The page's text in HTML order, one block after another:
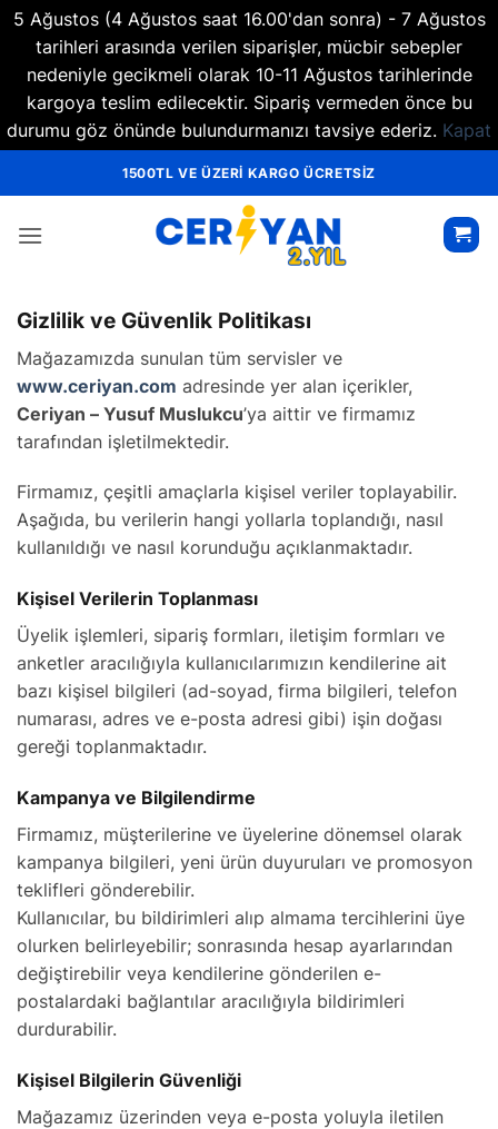
5 Ağustos (4 Ağustos saat 16.00'dan sonra) - 7 Ağustos
tarihleri arasında verilen siparişler, mücbir sebepler
nedeniyle gecikmeli olarak 10-11 Ağustos tarihlerinde
kargoya teslim edilecektir. Sipariş vermeden önce bu
durumu göz önünde bulundurmanızı tavsiye ederiz. Kapat
atla
1500TL VE ÜZERİ KARGO ÜCRETSİZ
Gizlilik ve Güvenlik Politikası
Mağazamızda sunulan tüm servisler ve
www.ceriyan.com adresinde yer alan içerikler,
Ceriyan – Yusuf Muslukcu’ya aittir ve firmamız
tarafından işletilmektedir.
Firmamız, çeşitli amaçlarla kişisel veriler toplayabilir.
Aşağıda, bu verilerin hangi yollarla toplandığı, nasıl
kullanıldığı ve nasıl korunduğu açıklanmaktadır.
Kişisel Verilerin Toplanması
Üyelik işlemleri, sipariş formları, iletişim formları ve
anketler aracılığıyla kullanıcılarımızın kendilerine ait
bazı kişisel bilgileri (ad-soyad, firma bilgileri, telefon
numarası, adres ve e-posta adresi gibi) işin doğası
gereği toplanmaktadır.
Kampanya ve Bilgilendirme
Firmamız, müşterilerine ve üyelerine dönemsel olarak
kampanya bilgileri, yeni ürün duyuruları ve promosyon
teklifleri gönderebilir.
Kullanıcılar, bu bildirimleri alıp almama tercihlerini üye
olurken belirleyebilir; sonrasında hesap ayarlarından
değiştirebilir veya kendilerine gönderilen e-
postalardaki bağlantılar aracılığıyla bildirimleri
durdurabilir.
Kişisel Bilgilerin Güvenliği
Mağazamız üzerinden veya e-posta yoluyla iletilen